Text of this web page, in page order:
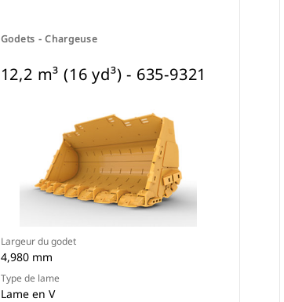
Godets - Chargeuse
12,2 m³ (16 yd³) - 635-9321
Largeur du godet
4,980 mm
Type de lame
Lame en V